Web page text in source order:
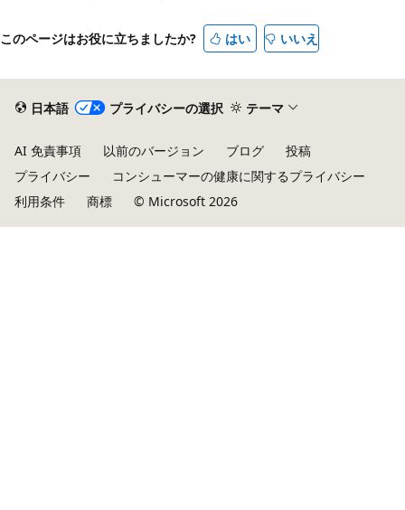
このページはお役に立ちましたか? はい いいえ
日本語 プライバシーの選択 テーマ
AI 免責事項 以前のバージョン ブログ
投稿
プライバシー
コンシューマーの健康に関するプライバシー
利用条件
商標 © Microsoft 2026